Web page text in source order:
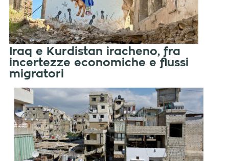
Iraq e Kurdistan iracheno, fra
incertezze economiche e flussi
migratori